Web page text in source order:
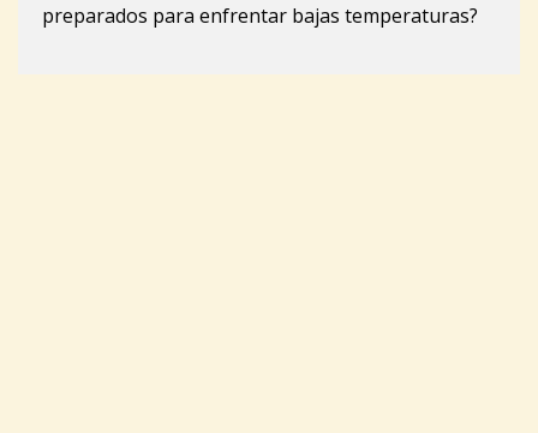
preparados para enfrentar bajas temperaturas?